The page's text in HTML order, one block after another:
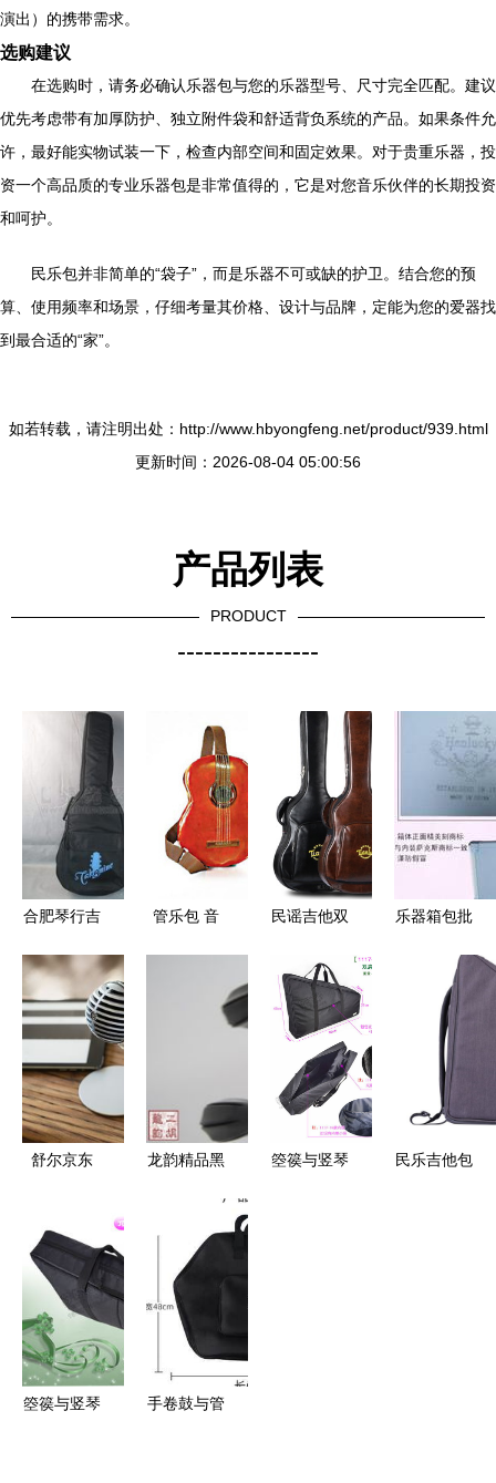
演出）的携带需求。
选购建议
在选购时，请务必确认乐器包与您的乐器型号、尺寸完全匹配。建议
优先考虑带有加厚防护、独立附件袋和舒适背负系统的产品。如果条件允
许，最好能实物试装一下，检查内部空间和固定效果。对于贵重乐器，投
资一个高品质的专业乐器包是非常值得的，它是对您音乐伙伴的长期投资
和呵护。
民乐包并非简单的“袋子”，而是乐器不可或缺的护卫。结合您的预
算、使用频率和场景，仔细考量其价格、设计与品牌，定能为您的爱器找
到最合适的“家”。
如若转载，请注明出处：http://www.hbyongfeng.net/product/939.html
更新时间：2026-08-04 05:00:56
产品列表
PRODUCT
----------------
合肥琴行吉
南 最新最
全产品参考
管乐包 音
民谣吉他双
南 价格、
购买渠道与
使用体验
乐器箱包批
靠的民乐包
厂家货源与
供应信息指
南
舒尔京东
物节 吉他
包的炸裂优
惠，为你的
音乐之旅护
航
龙韵精品黑
质承诺的完
美融合
箜篌与竖琴
民乐吉他包
箜篌与竖琴
手卷鼓与管